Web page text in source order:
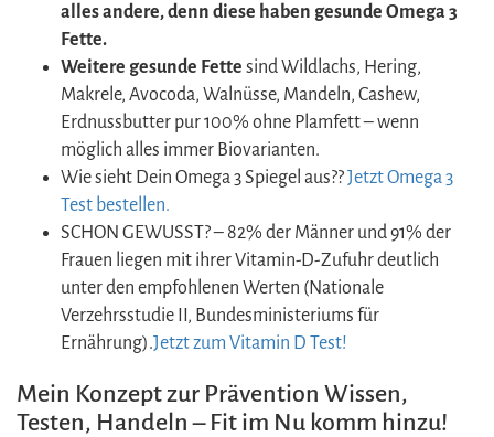
alles andere, denn diese haben gesunde Omega 3
Fette.
Weitere gesunde Fette sind Wildlachs, Hering,
Makrele, Avocoda, Walnüsse, Mandeln, Cashew,
Erdnussbutter pur 100% ohne Plamfett – wenn
möglich alles immer Biovarianten.
Wie sieht Dein Omega 3 Spiegel aus??Jetzt Omega 3
Test bestellen.
SCHON GEWUSST? – 82% der Männer und 91% der
Frauen liegen mit ihrer Vitamin-D-Zufuhr deutlich
unter den empfohlenen Werten (Nationale
Verzehrsstudie II, Bundesministeriums für
Ernährung).Jetzt zum Vitamin D Test!
Mein Konzept zur Prävention Wissen,
Testen, Handeln – Fit im Nu komm hinzu!